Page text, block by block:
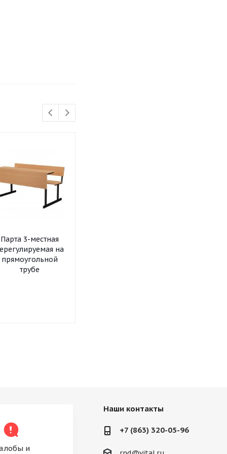
Парта 3-местная
на
прямоугольной
трубе
и
Наши контакты
+7 (863) 320-05-96